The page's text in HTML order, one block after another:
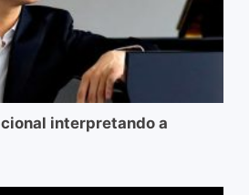
interpretando a